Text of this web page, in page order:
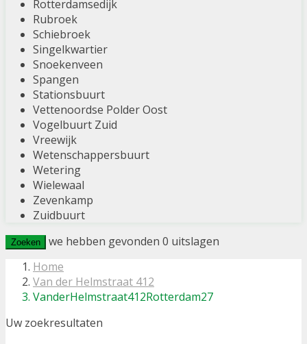
Rotterdamsedijk
Rubroek
Schiebroek
Singelkwartier
Snoekenveen
Spangen
Stationsbuurt
Vettenoordse Polder Oost
Vogelbuurt Zuid
Vreewijk
Wetenschappersbuurt
Wetering
Wielewaal
Zevenkamp
Zuidbuurt
Zoeken we hebben gevonden 0 uitslagen
Home
Van der Helmstraat 412
VanderHelmstraat412Rotterdam27
Uw zoekresultaten